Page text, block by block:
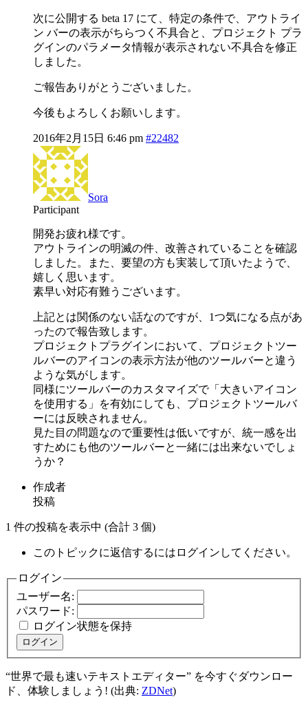
次に公開する beta 17 にて、特定の条件で、アウトライ
ン バーの表示がちらつく不具合と、プロジェクト プラ
グインのパラメータ情報が表示されない不具合を修正
しました。
ご報告ありがとうございました。
今後もよろしくお願いします。
2016年2月15日 6:46 pm #22482
Sora
Participant
開発お疲れ様です。
アウトラインの明滅の件、改善されていることを確認
しました。また、要望の方も実装して頂いたようで、
嬉しく思います。
素早い対応有難うございます。
上記とは関係のない話なのですが、1つ気になる点があ
ったので報告致します。
プロジェクトプラグインにおいて、プロジェクトツー
ルバーのアイコンの表示方法が他のツールバーと違う
ような気がします。
同様にツールバーのカスタマイズで「大きいアイコン
を使用する」を有効にしても、プロジェクトツールバ
ーには反映されません。
見た目の問題なので重要性は低いですが、統一感を出
すためにも他のツールバーと一緒には出来ないでしょ
うか？
作成者
投稿
1 件の投稿を表示中 (合計 3 個)
このトピックに返信するにはログインしてください。
ログイン
ユーザー名:
パスワード:
ログイン状態を保持
ログイン
“世界で最も速いテキストエディター” を今すぐダウンロー
ド、体験しましょう! (出典: ZDNet)